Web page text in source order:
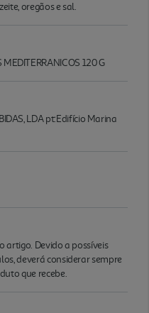
oregãos e sal.
120 G
LDA pt:Edifício Marina
Devido a possíveis
deverá considerar sempre
que recebe.